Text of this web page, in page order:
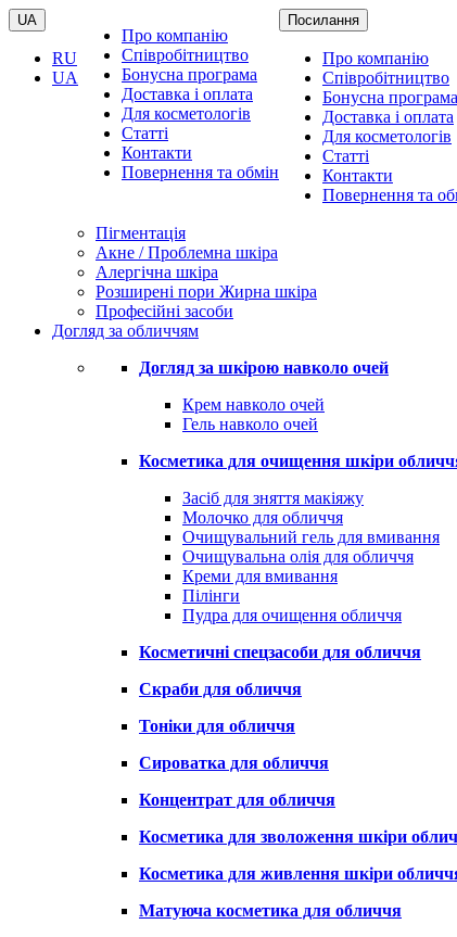
UA
RU
UA
Про компанію
Співробітництво
Бонусна програма
Доставка і оплата
Для косметологів
Статті
Контакти
Повернення та обмін
Посилання
Про компанію
Співробітництво
Бонусна програма
Доставка і оплата
Для косметологів
Статті
Контакти
Повернення та
Пігментація
Акне / Проблемна шкіра
Алергічна шкіра
Розширені пори Жирна шкіра
Професійні засоби
Догляд за обличчям
Догляд за шкірою навколо очей
Крем навколо очей
Гель навколо очей
Косметика для очищення шкіри
Засіб для зняття макіяжу
Молочко для обличчя
Очищувальний гель для вмивання
Очищувальна олія для обличчя
Креми для вмивання
Пілінги
Пудра для очищення обличчя
Косметичні спецзасоби для обличчя
Скраби для обличчя
Тоніки для обличчя
Сироватка для обличчя
Концентрат для обличчя
Косметика для зволоження шкіри
Косметика для живлення шкіри
Матуюча косметика для обличчя